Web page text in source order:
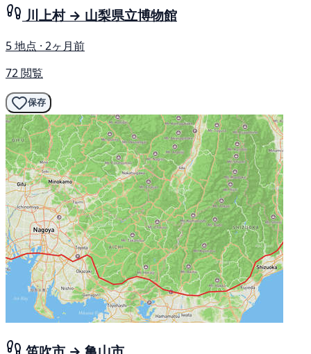
川上村 → 山梨県立博物館
5 地点 · 2ヶ月前
72 閲覧
保存